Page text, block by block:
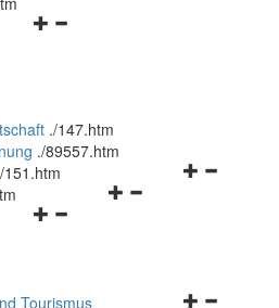
Navigationsmenü
./147.htm
./89557.htm
Navigationsmenü
/151.htm
Navigationsmenü
Tourismus